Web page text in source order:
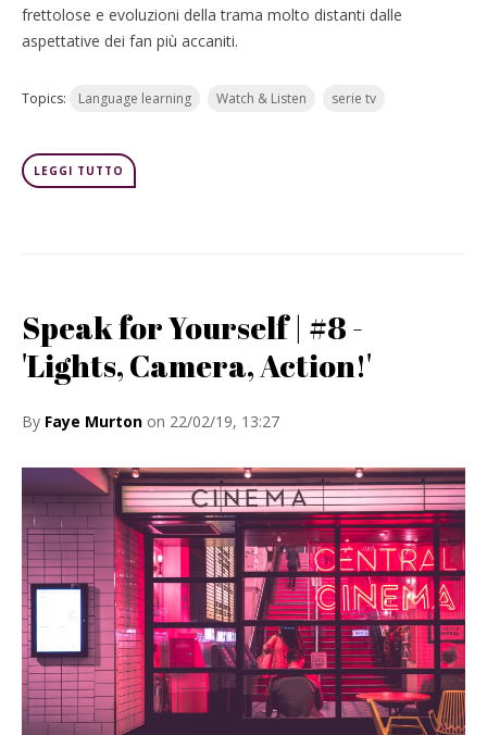
frettolose e evoluzioni della trama molto distanti dalle
aspettative dei fan più accaniti.
Topics: Language learning Watch & Listen serie tv
LEGGI TUTTO
Speak for Yourself | #8 -
'Lights, Camera, Action!'
By Faye Murton on 22/02/19, 13:27